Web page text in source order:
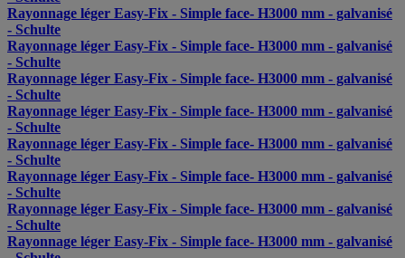
Rayonnage léger Easy-Fix - Simple face- H3000 mm - galvanisé
- Schulte
Rayonnage léger Easy-Fix - Simple face- H3000 mm - galvanisé
- Schulte
Rayonnage léger Easy-Fix - Simple face- H3000 mm - galvanisé
- Schulte
Rayonnage léger Easy-Fix - Simple face- H3000 mm - galvanisé
- Schulte
Rayonnage léger Easy-Fix - Simple face- H3000 mm - galvanisé
- Schulte
Rayonnage léger Easy-Fix - Simple face- H3000 mm - galvanisé
- Schulte
Rayonnage léger Easy-Fix - Simple face- H3000 mm - galvanisé
- Schulte
Rayonnage léger Easy-Fix - Simple face- H3000 mm - galvanisé